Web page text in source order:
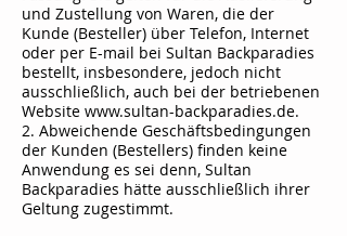
und Zustellung von Waren, die der
Kunde (Besteller) über Telefon, Internet
oder per E-mail bei Sultan Backparadies
bestellt, insbesondere, jedoch nicht
ausschließlich, auch bei der betriebenen
Website www.sultan-backparadies.de.
2. Abweichende Geschäftsbedingungen
der Kunden (Bestellers) finden keine
Anwendung es sei denn, Sultan
Backparadies hätte ausschließlich ihrer
Geltung zugestimmt.